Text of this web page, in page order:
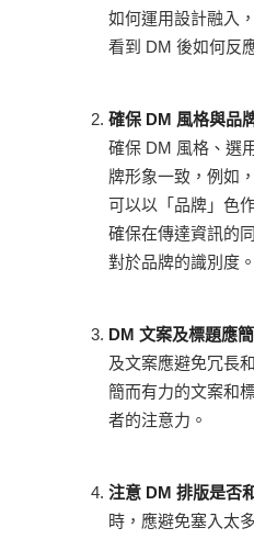
如何運用設計融入
看到 DM 後如何反
確保 DM 風格與品
確保 DM 風格、選
牌形象一致，例如
可以以「品牌」色
確保在傳達資訊的
對於品牌的識別度。
DM 文案及標題應
及文案應避免冗長
簡而有力的文案和
者的注意力。
注意 DM 排版是否
時，應避免塞入太